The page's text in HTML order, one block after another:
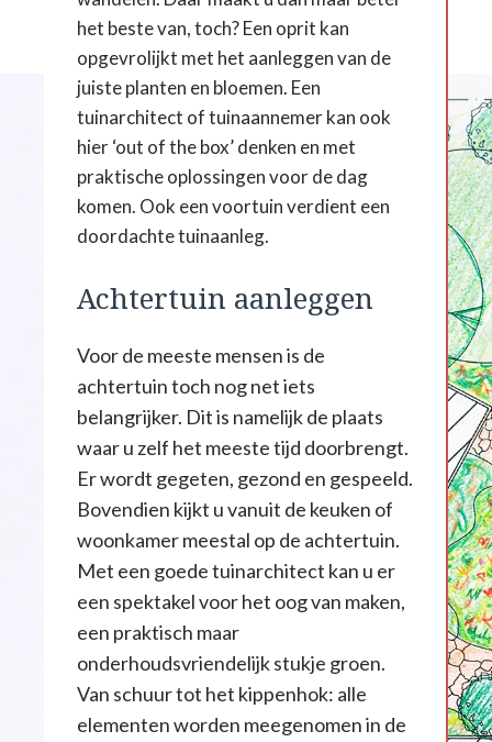
het beste van, toch? Een oprit kan
opgevrolijkt met het aanleggen van de
juiste planten en bloemen. Een
tuinarchitect of tuinaannemer kan ook
hier ‘out of the box’ denken en met
praktische oplossingen voor de dag
komen. Ook een voortuin verdient een
doordachte tuinaanleg.
Achtertuin aanleggen
Voor de meeste mensen is de
achtertuin toch nog net iets
belangrijker. Dit is namelijk de plaats
waar u zelf het meeste tijd doorbrengt.
Er wordt gegeten, gezond en gespeeld.
Bovendien kijkt u vanuit de keuken of
woonkamer meestal op de achtertuin.
Met een goede tuinarchitect kan u er
een spektakel voor het oog van maken,
een praktisch maar
onderhoudsvriendelijk stukje groen.
Van schuur tot het kippenhok: alle
elementen worden meegenomen in de